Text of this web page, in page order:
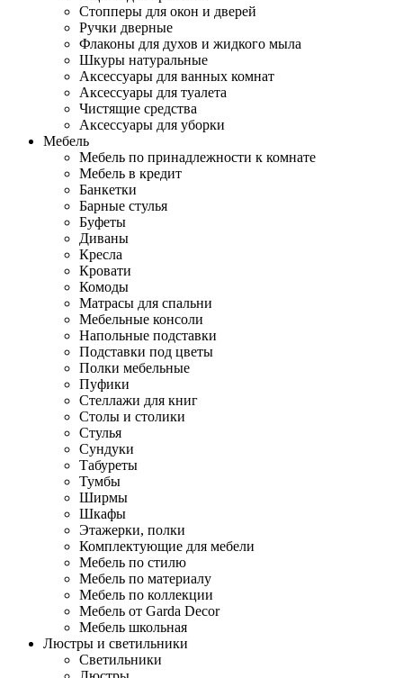
Стопперы для окон и дверей
Ручки дверные
Флаконы для духов и жидкого мыла
Шкуры натуральные
Аксессуары для ванных комнат
Аксессуары для туалета
Чистящие средства
Аксессуары для уборки
Мебель
Мебель по принадлежности к комнате
Мебель в кредит
Банкетки
Барные стулья
Буфеты
Диваны
Кресла
Кровати
Комоды
Матрасы для спальни
Мебельные консоли
Напольные подставки
Подставки под цветы
Полки мебельные
Пуфики
Стеллажи для книг
Столы и столики
Стулья
Сундуки
Табуреты
Тумбы
Ширмы
Шкафы
Этажерки, полки
Комплектующие для мебели
Мебель по стилю
Мебель по материалу
Мебель по коллекции
Мебель от Garda Decor
Мебель школьная
Люстры и светильники
Светильники